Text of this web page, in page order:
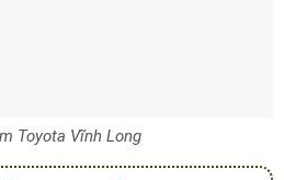
Toyota Vĩnh Long